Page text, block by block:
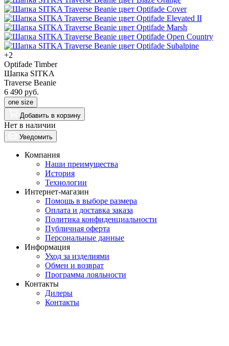
+2
Optifade Timber
Шапка SITKA
Traverse Beanie
6 490 руб.
one size
Добавить в корзину
Нет в наличии
Уведомить
Компания
Наши преимущества
История
Технологии
Интернет-магазин
Помощь в выборе размера
Оплата и доставка заказа
Политика конфиденциальности
Публичная оферта
Персональные данные
Информация
Уход за изделиями
Обмен и возврат
Программа лояльности
Контакты
Дилеры
Контакты